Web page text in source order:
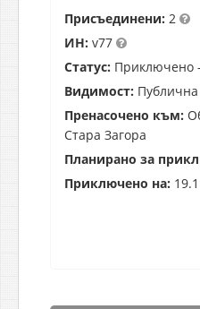
Присъединени: 2
ИН: v77
Статус: Приключено
Видимост: Публична
Пренасочено към:
Стара Загора
Планирано за
Приключено на: